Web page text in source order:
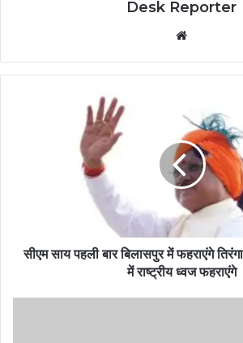
Desk Reporter
सीएम साय पहली बार बिलासपुर में फहराएंगे
में राष्ट्रीय ध्वज फहराएंगे